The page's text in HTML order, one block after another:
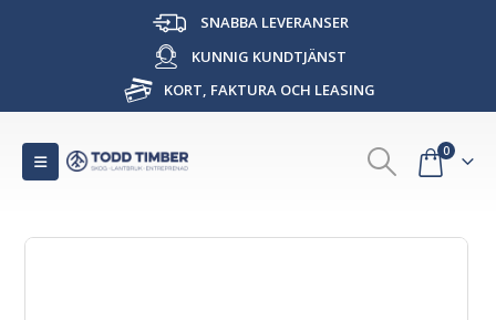
SNABBA LEVERANSER
KUNNIG KUNDTJÄNST
KORT, FAKTURA OCH LEASING
0